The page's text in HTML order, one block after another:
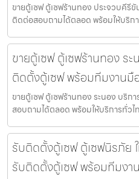
ขายตู้เซฟ ตู้เซฟร้านทอง ประจวบคีรี
ติดต่อสอบถามได้ตลอด พร้อมให้บริก
ขายตู้เซฟ ตู้เซฟร้านทอง ร
ติดตั้งตู้เซฟ พร้อมทีมงานมื
ขายตู้เซฟ ตู้เซฟร้านทอง ระนอง บริ
สอบถามได้ตลอด พร้อมให้บริการทั่วไ
รับติดตั้งตู้เซฟ ตู้เซฟนิรภัย
รับติดตั้งตู้เซฟ พร้อมทีมงา